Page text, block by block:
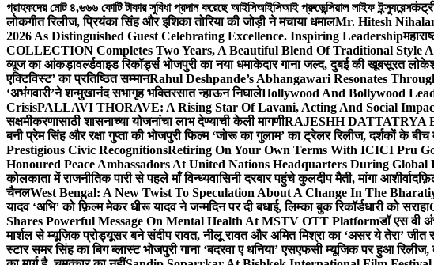
গ্রাহকদের মোট ৪,৬৬৬ কোটি টাকার সুবিধা প্রদান করেছে আইসিআইসিআই প্রুডেন্সিয়াল লাইফ ইন্স্যুরেন্স
लोकगीत रिलीज, प्रियंका सिंह और इशिका तोरिया की जोड़ी ने मचाया धमालMr. Hitesh
2026 As Distinguished Guest Celebrating Excellence. Inspiring Leadership
COLLECTION Completes Two Years, A Beautiful Blend Of Traditional Style
व्यूज का आंकड़ावर्ल्डवाइड रिकॉर्ड्स भोजपुरी का नया धमाकेदार गाना जल्द, दुबई की खूबसूरत
एक्टिविस्ट’ का प्रतिष्ठित सम्मानRahul Deshpande’s Abhangawari Resonates
‘अभंगवारी’ने शन्मुखानंद सभागृह भक्तिरसात न्हाऊन निघालेHollywood And Bollywood
CrisisPALLAVI THORAVE: A Rising Star Of Lavani, Acting And Social
सक्षमीकरणासाठी शासनाच्या योजनांचा लाभ देण्याची केली मागणीRAJESHH DATTATRYA
बनी प्रेम सिंह और रक्षा गुप्ता की भोजपुरी फिल्म ‘जोरू का गुलाम’ का ट्रेलर रिलीज, दर्शकों के बीच
Prestigious Civic RecognitionsRetiring On Your Own Terms With ICICI Pru
Honoured Peace Ambassadors At United Nations Headquarters During Global
कोलकाता में राजनीतिक पारी से पहले माँ विन्ध्यवासिनी दरबार पहुंचे कुलदीप मैती, मांगा आशीर्वाद
चैनलWest Bengal: A New Twist To Speculation About A Change In The
यादव ‘अभि’ को फ़िल्म मेकर धीरू यादव ने जन्मदिन पर दी बधाई, लिम्का बुक रिकॉर्डधारी को सराहा
Shares Powerful Message On Mental Health At MSTV OTT Platformडॉ एस वी
मार्शल से म्यूज़िक प्रोड्यूसर बने संदीप रावत, नीलू रावत और अमित मिश्रा का ‘असर ये तेरा’ जीत
स्टार समर सिंह का बिग ब्लास्ट भोजपुरी गाना ‘बदरवा ए धनिया’ एसएफसी म्यूजिक पर हुआ